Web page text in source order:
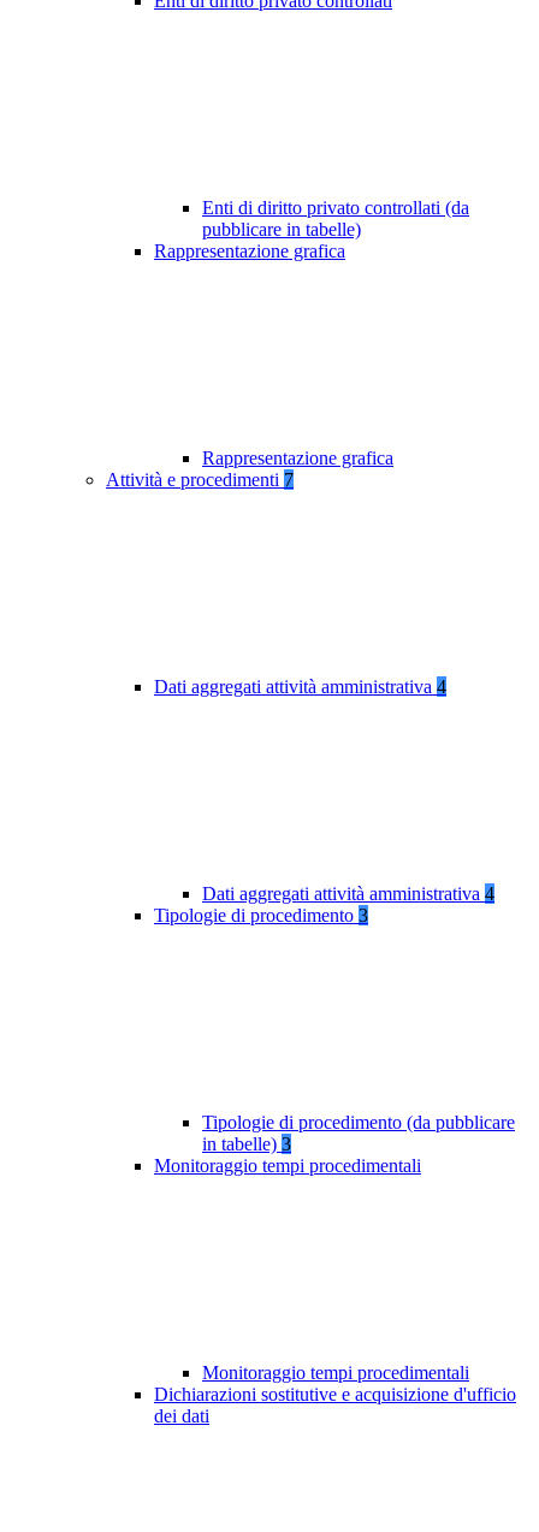
Enti di diritto privato controllati (da
pubblicare in tabelle)
Rappresentazione grafica
Rappresentazione grafica
Attività e procedimenti 7
Dati aggregati attività amministrativa 4
Dati aggregati attività amministrativa 4
Tipologie di procedimento 3
Tipologie di procedimento (da pubblicare
in tabelle) 3
Monitoraggio tempi procedimentali
Monitoraggio tempi procedimentali
Dichiarazioni sostitutive e acquisizione d'ufficio
dei dati